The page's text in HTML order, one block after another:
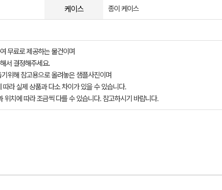
케이스 종이 케이스
무료로 제공하는 물건이며
서 결정해주세요.
위해 참고용으로 올려놓은 샘플사진이며
라 실제 상품과 다소 차이가 있을 수 있습니다.
위치에 따라 조금씩 다를 수 있습니다. 참고하시기 바랍니다.